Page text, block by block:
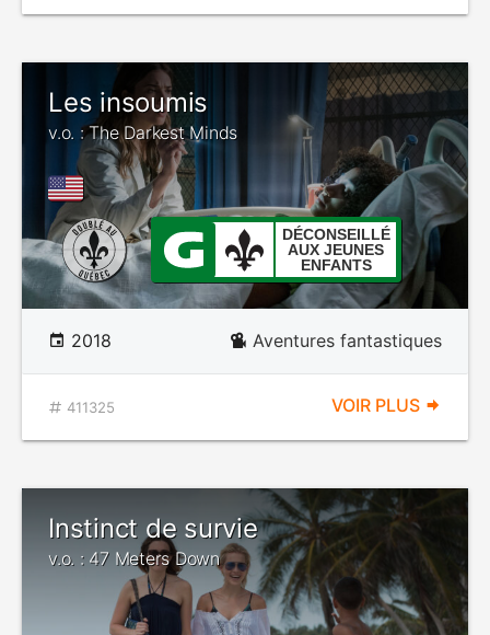
Les insoumis
v.o. : The Darkest Minds
DÉCONSEILLÉ
AUX JEUNES
ENFANTS
2018 Aventures fantastiques
411325 VOIR PLUS
Instinct de survie
v.o. : 47 Meters Down